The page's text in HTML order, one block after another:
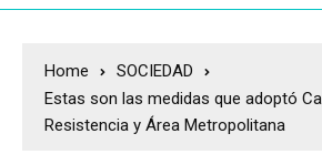
Home
SOCIEDAD
Estas son las medidas que adoptó
Resistencia y Área Metropolitana